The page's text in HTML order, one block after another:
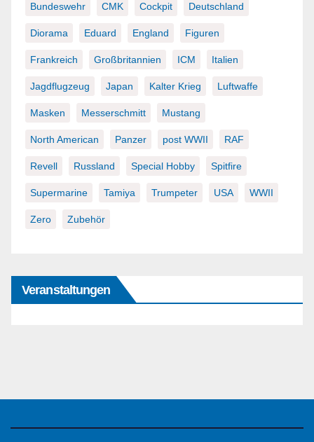
Bundeswehr CMK Cockpit Deutschland
Diorama Eduard England Figuren
Frankreich Großbritannien ICM Italien
Jagdflugzeug Japan Kalter Krieg Luftwaffe
Masken Messerschmitt Mustang
North American Panzer post WWII RAF
Revell Russland Special Hobby Spitfire
Supermarine Tamiya Trumpeter USA WWII
Zero Zubehör
Veranstaltungen